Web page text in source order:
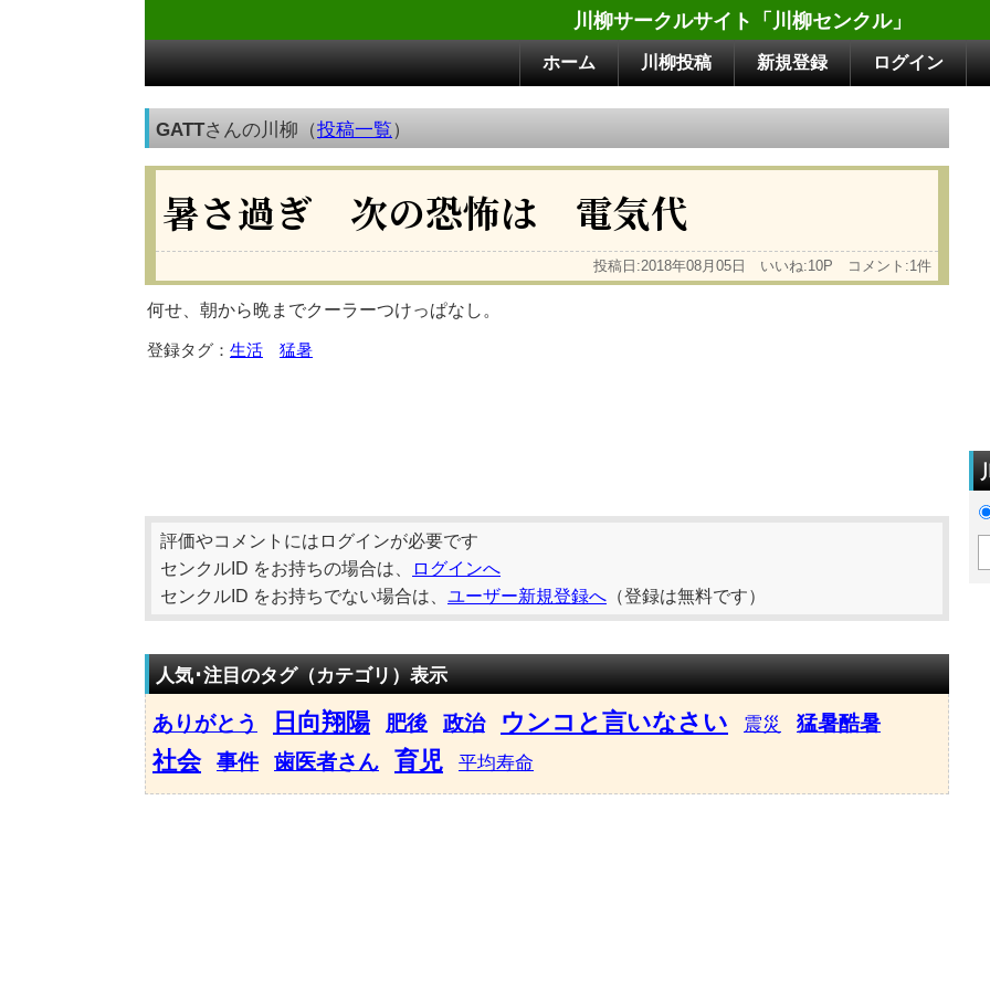
川柳サークルサイト「川柳センクル」
ホーム 川柳投稿 新規登録 ログイン
GATTさんの川柳（投稿一覧）
暑さ過ぎ 次の恐怖は 電気代
投稿日:2018年08月05日 いいね:10P コメント:1件
何せ、朝から晩までクーラーつけっぱなし。
登録タグ： 生活 猛暑
評価やコメントにはログインが必要です
センクルID をお持ちの場合は、
ログインへ
センクルID をお持ちでない場合は、 ユーザー新規登録へ （登録は無料です）
人気･注目のタグ（カテゴリ）表示
ありがとう 日向翔陽 肥後 政治 ウンコと言いなさい 震災 猛暑酷暑
社会 事件 歯医者さん 育児 平均寿命